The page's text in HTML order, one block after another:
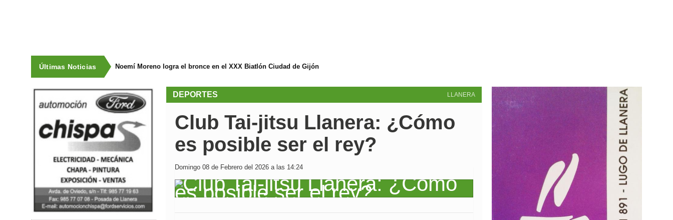
Últimas Noticias Noemí Moreno logra el bronce en el XXX Biatlón Ciudad de Gijón
LLANERA
DEPORTES
Club Tai-jitsu Llanera: ¿Cómo
es posible ser el rey?
Domingo 08 de Febrero del 2026 a las 14:24